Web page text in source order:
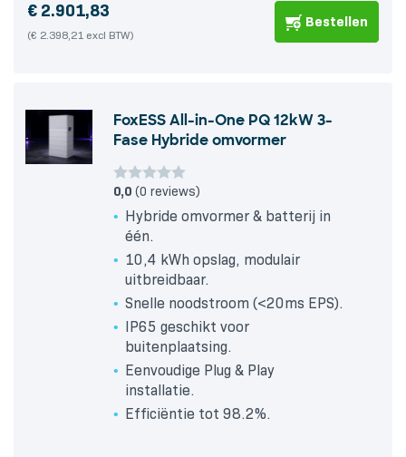
€ 2.901,83
(€ 2.398,21 excl BTW)
Bestellen
FoxESS All-in-One PQ 12kW 3-
Fase Hybride omvormer
0,0 (0 reviews)
Hybride omvormer & batterij in
één.
10,4 kWh opslag, modulair
uitbreidbaar.
Snelle noodstroom (<20ms EPS).
IP65 geschikt voor
buitenplaatsing.
Eenvoudige Plug & Play
installatie.
Efficiëntie tot 98.2%.